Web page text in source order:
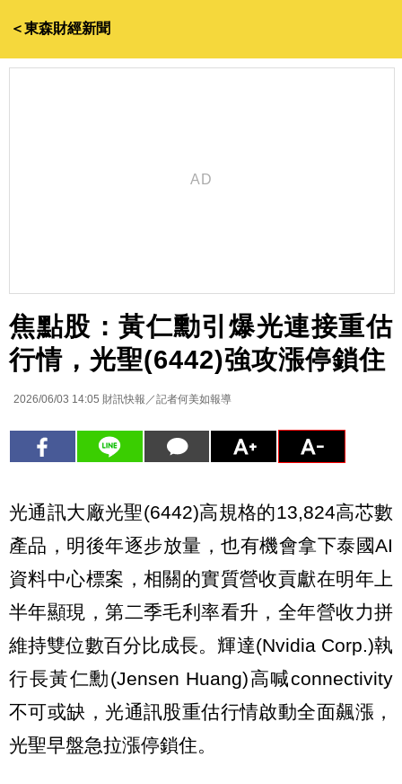
＜東森財經新聞
焦點股：黃仁勳引爆光連接重估
行情，光聖(6442)強攻漲停鎖住
2026/06/03 14:05 財訊快報／記者何美如報導
光通訊大廠光聖(6442)高規格的13,824高芯數
產品，明後年逐步放量，也有機會拿下泰國AI
資料中心標案，相關的實質營收貢獻在明年上
半年顯現，第二季毛利率看升，全年營收力拼
維持雙位數百分比成長。輝達(Nvidia Corp.)執
行長黃仁勳(Jensen Huang)高喊connectivity
不可或缺，光通訊股重估行情啟動全面飆漲，
光聖早盤急拉漲停鎖住。